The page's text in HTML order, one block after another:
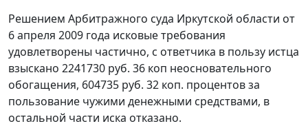
Решением Арбитражного суда Иркутской области от
6 апреля 2009 года исковые требования
удовлетворены частично, с ответчика в пользу истца
взыскано 2241730 руб. 36 коп неосновательного
обогащения, 604735 руб. 32 коп. процентов за
пользование чужими денежными средствами, в
остальной части иска отказано.